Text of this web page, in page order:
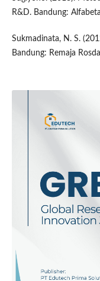
R&D. Bandung:
Sukmadinata, N. S.
Bandung: Remaja